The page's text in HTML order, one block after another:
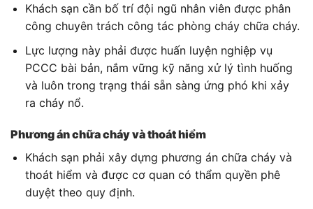
Khách sạn cần bố trí đội ngũ nhân viên được phân
công chuyên trách công tác phòng cháy chữa cháy.
Lực lượng này phải được huấn luyện nghiệp vụ
PCCC bài bản, nắm vững kỹ năng xử lý tình huống
và luôn trong trạng thái sẵn sàng ứng phó khi xảy
ra cháy nổ.
Phương án chữa cháy và thoát hiểm
Khách sạn phải xây dựng phương án chữa cháy và
thoát hiểm và được cơ quan có thẩm quyền phê
duyệt theo quy định.